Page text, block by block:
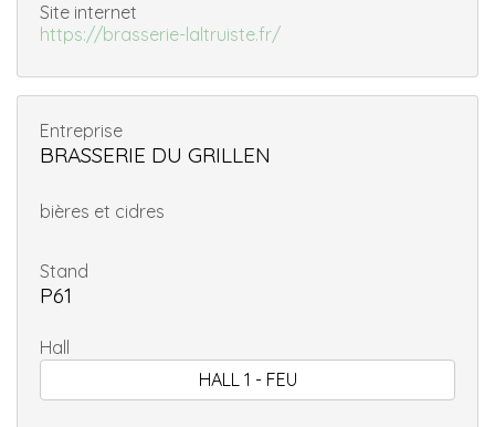
Site internet
https://brasserie-laltruiste.fr/
Entreprise
BRASSERIE DU GRILLEN
bières et cidres
Stand
P61
Hall
HALL 1 - FEU